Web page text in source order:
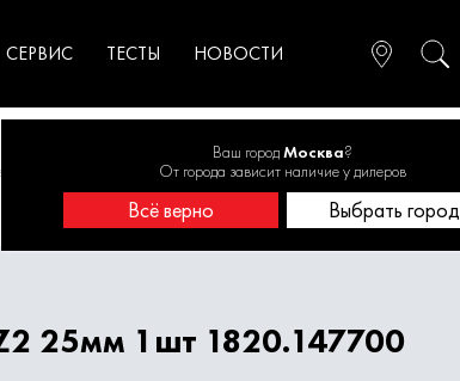
садоводства
СЕРВИС ТЕСТЫ НОВОСТИ
Ваш городМосква?
От города зависит наличие у дилеров
Всё верно Выбрать город
Бита PZ2 25мм 1шт 1820.147700
25мм 1шт 1820.147700